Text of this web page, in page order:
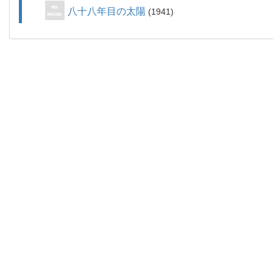
八十八年目の太陽 1941